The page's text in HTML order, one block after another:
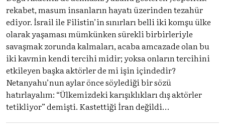
rekabet, masum insanların hayatı üzerinden tezahür
ediyor. İsrail ile Filistin’in sınırları belli iki komşu ülke
olarak yaşaması mümkünken sürekli birbirleriyle
savaşmak zorunda kalmaları, acaba amcazade olan bu
iki kavmin kendi tercihi midir; yoksa onların tercihini
etkileyen başka aktörler de mi işin içindedir?
Netanyahu’nun aylar önce söylediği bir sözü
hatırlayalım: “Ülkemizdeki karışıklıkları dış aktörler
tetikliyor” demişti. Kastettiği İran değildi…